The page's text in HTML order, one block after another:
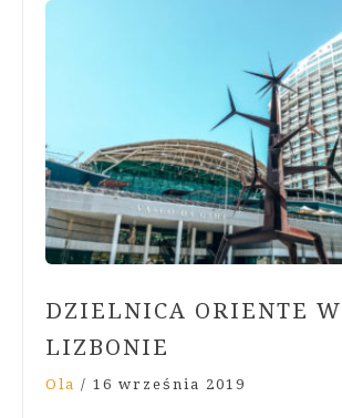
DZIELNICA ORIENTE W
LIZBONIE
Ola / 16 września 2019